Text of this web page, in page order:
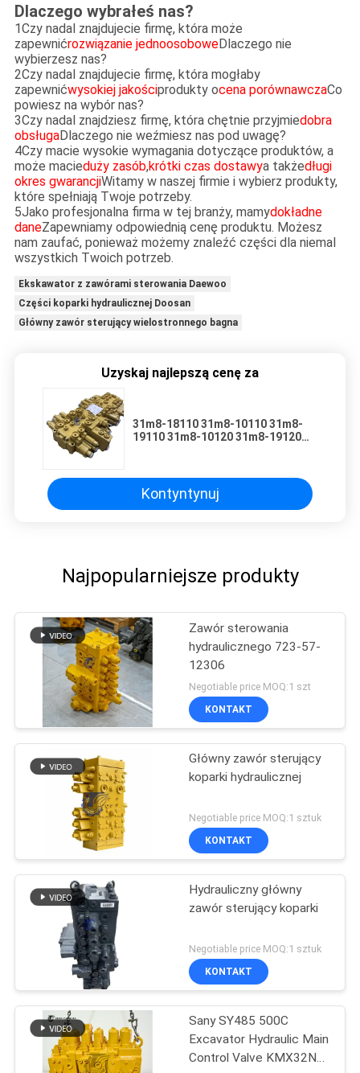
Dlaczego wybrałeś nas?
1Czy nadal znajdujecie firmę, która może
zapewnićrozwiązanie jednoosoboweDlaczego nie
wybierzesz nas?
2Czy nadal znajdujecie firmę, która mogłaby
zapewnićwysokiej jakościprodukty ocena porównawczaCo
powiesz na wybór nas?
3Czy nadal znajdziesz firmę, która chętnie przyjmiedobra
obsługaDlaczego nie weźmiesz nas pod uwagę?
4Czy macie wysokie wymagania dotyczące produktów, a
może macieduży zasób,krótki czas dostawya takżedługi
okres gwarancjiWitamy w naszej firmie i wybierz produkty,
które spełniają Twoje potrzeby.
5Jako profesjonalna firma w tej branży, mamydokładne
daneZapewniamy odpowiednią cenę produktu. Możesz
nam zaufać, ponieważ możemy znaleźć części dla niemal
wszystkich Twoich potrzeb.
Ekskawator z zawórami sterowania Daewoo
Części koparki hydraulicznej Doosan
Główny zawór sterujący wielostronnego bagna
Uzyskaj najlepszą cenę za
31m8-18110 31m8-10110 31m8-
19110 31m8-10120 31m8-19120
R55-7 R60-7
Kontyntynuj
Najpopularniejsze produkty
Zawór sterowania
hydraulicznego 723-57-
12306
Negotiable price MOQ:1 szt
KONTAKT
Główny zawór sterujący
koparki hydraulicznej
Negotiable price MOQ:1 sztuk
KONTAKT
Hydrauliczny główny
zawór sterujący koparki
Negotiable price MOQ:1 sztuk
KONTAKT
Sany SY485 500C
Excavator Hydraulic Main
Control Valve KMX32NA